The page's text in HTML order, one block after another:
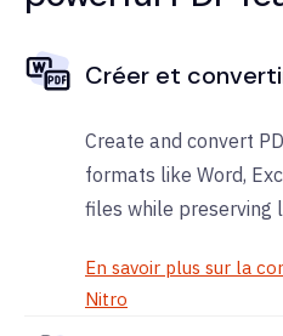
Créer et
Create and convert
formats like Word,
files while preserving
En savoir plus sur la
Nitro